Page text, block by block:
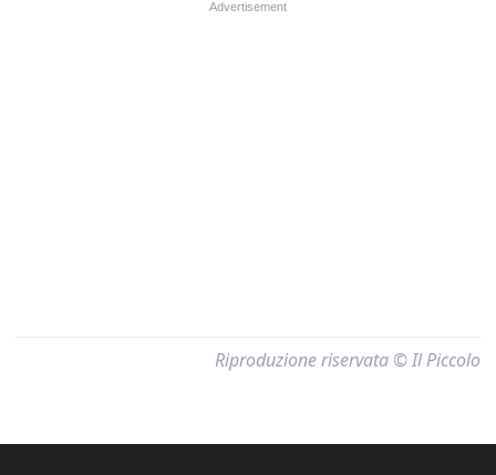
Riproduzione riservata © Il Piccolo